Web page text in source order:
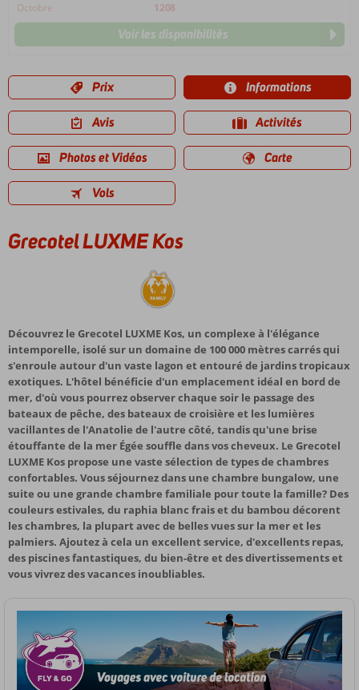
Octobre
1208
Voir les disponibilités
Prix Informations
Avis Activités
Photos et Vidéos Carte
Vols
Grecotel LUXME Kos
Découvrez le Grecotel LUXME Kos, un complexe à l'élégance
intemporelle, isolé sur un domaine de 100 000 mètres carrés qui
s'enroule autour d'un vaste lagon et entouré de jardins tropicaux
exotiques. L'hôtel bénéficie d'un emplacement idéal en bord de
mer, d'où vous pourrez observer chaque soir le passage des
bateaux de pêche, des bateaux de croisière et les lumières
vacillantes de l'Anatolie de l'autre côté, tandis qu'une brise
étouffante de la mer Égée souffle dans vos cheveux. Le Grecotel
LUXME Kos propose une vaste sélection de types de chambres
confortables. Vous séjournez dans une chambre bungalow, une
suite ou une grande chambre familiale pour toute la famille? Des
couleurs estivales, du raphia blanc frais et du bambou décorent
les chambres, la plupart avec de belles vues sur la mer et les
palmiers. Ajoutez à cela un excellent service, d'excellents repas,
des piscines fantastiques, du bien-être et des divertissements et
vous vivrez des vacances inoubliables.